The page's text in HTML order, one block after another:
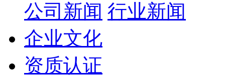
公司新闻 行业新闻
企业文化
资质认证